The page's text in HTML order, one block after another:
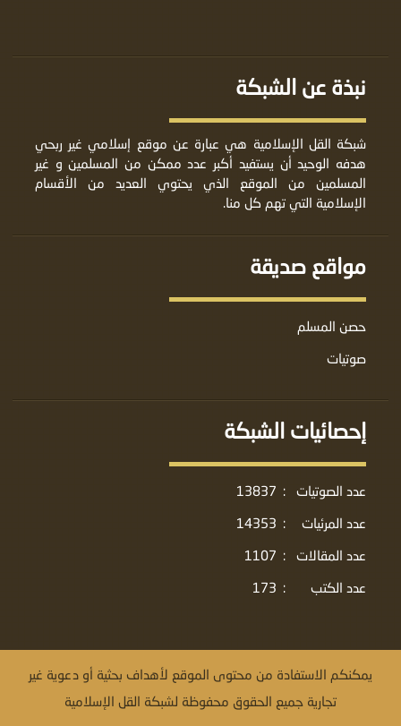
نبذة عن الشبكة
شبكة القل الإسلامية هي عبارة عن موقع إسلامي غير ربحي
هدفه الوحيد أن يستفيد أكبر عدد ممكن من المسلمين و غير
المسلمين من الموقع الذي يحتوي العديد من الأقسام
الإسلامية التي تهم كل منا.
مواقع صديقة
حصن المسلم
صوتيات
إحصائيات الشبكة
عدد الصوتيات :
13837
عدد المرئيات
:
14353
عدد المقالات
:
1107
عدد الكتب
:
173
يمكنكم الاستفادة من محتوى الموقع لأهداف بحثية أو دعوية غير
تجارية جميع الحقوق محفوظة لشبكة القل الإسلامية